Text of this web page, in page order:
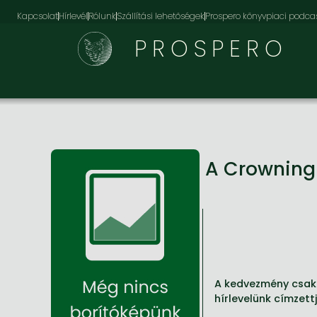
KapcsolatHírlevélRólunkSzállítási lehetőségekProspero könyvpiaci
PROSPERO
A
A kedvezmény
hírlevelünk